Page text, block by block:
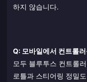
하지 않습니다.
Q: 모바일에서 컨트롤
모두 블루투스 컨트롤
로틀과 스티어링 정밀